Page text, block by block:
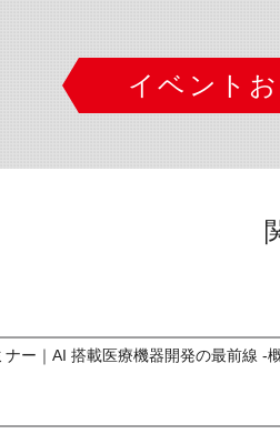
イベント
ナー｜AI 搭載医療機器開発の最前線 -